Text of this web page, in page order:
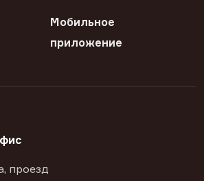
Мобильное
приложение
проезд